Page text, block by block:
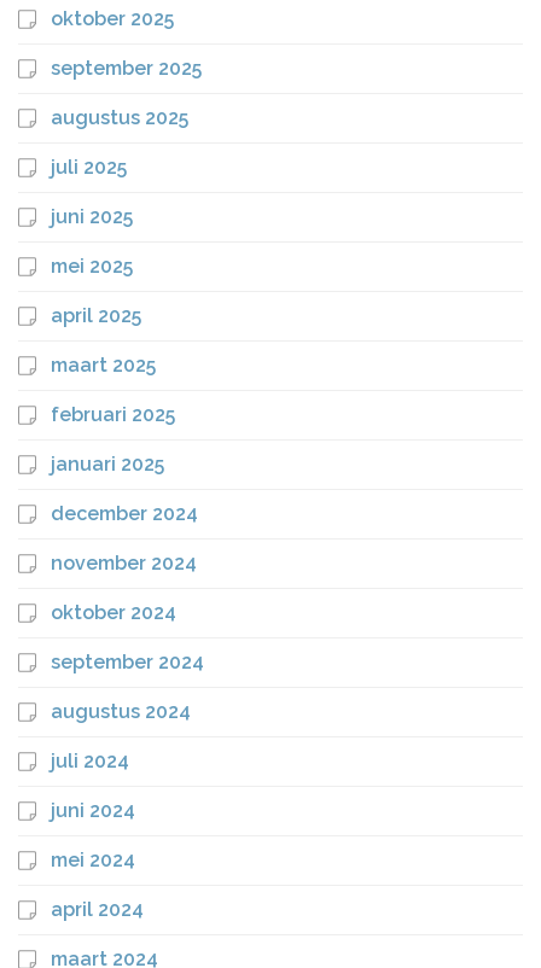
oktober 2025
september 2025
augustus 2025
juli 2025
juni 2025
mei 2025
april 2025
maart 2025
februari 2025
januari 2025
december 2024
november 2024
oktober 2024
september 2024
augustus 2024
juli 2024
juni 2024
mei 2024
april 2024
maart 2024